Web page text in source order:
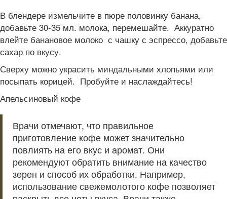
В блендере измельчите в пюре половинку банана,
добавьте 30-35 мл. молока, перемешайте. Аккуратно
влейте банановое молоко с чашку с эспрессо, добавьте
сахар по вкусу.
Сверху можно украсить миндальными хлопьями или
посыпать корицей. Пробуйте и наслаждайтесь!
Апельсиновый кофе
Врачи отмечают, что правильное
приготовление кофе может значительно
повлиять на его вкус и аромат. Они
рекомендуют обратить внимание на качество
зерен и способ их обработки. Например,
использование свежемолотого кофе позволяет